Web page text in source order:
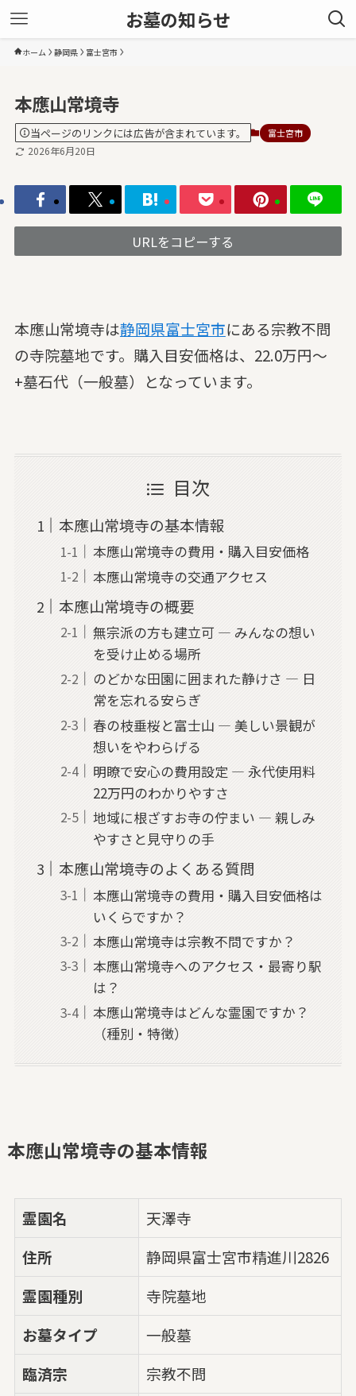
お墓の知らせ
ホーム 静岡県 富士宮市
本應山常境寺
当ページのリンクには広告が含まれています。 富士宮市
2026年6月20日
URLをコピーする
本應山常境寺は静岡県富士宮市にある宗教不問
の寺院墓地です。購入目安価格は、22.0万円～
+墓石代（一般墓）となっています。
目次
本應山常境寺の基本情報
本應山常境寺の費用・購入目安価格
本應山常境寺の交通アクセス
本應山常境寺の概要
無宗派の方も建立可 — みんなの想い
を受け止める場所
のどかな田園に囲まれた静けさ — 日
常を忘れる安らぎ
春の枝垂桜と富士山 — 美しい景観が
想いをやわらげる
明瞭で安心の費用設定 — 永代使用料
22万円のわかりやすさ
地域に根ざすお寺の佇まい — 親しみ
やすさと見守りの手
本應山常境寺のよくある質問
本應山常境寺の費用・購入目安価格は
いくらですか？
本應山常境寺は宗教不問ですか？
本應山常境寺へのアクセス・最寄り駅
は？
本應山常境寺はどんな霊園ですか？
（種別・特徴）
本應山常境寺の基本情報
霊園名
天澤寺
住所
静岡県富士宮市精進川2826
霊園種別
寺院墓地
お墓タイプ
一般墓
臨済宗
宗教不問